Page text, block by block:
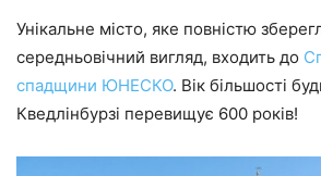
Унікальне місто, яке повністю
середньовічний вигляд, входить до
спадщини ЮНЕСКО. Вік більшості
Кведлінбурзі перевищує 600 років!